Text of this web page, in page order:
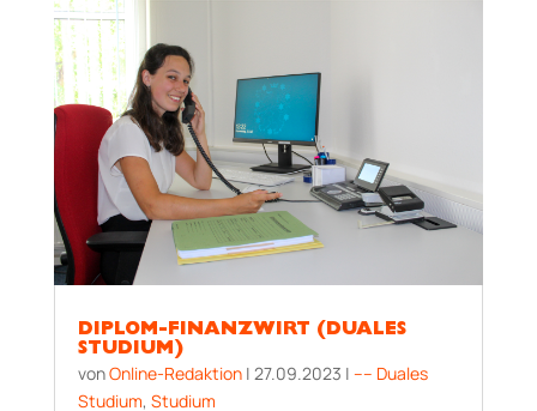
DIPLOM-FINANZWIRT (DUALES
STUDIUM)
vonOnline-Redaktion| 27.09.2023 | –– Duales
Studium, Studium